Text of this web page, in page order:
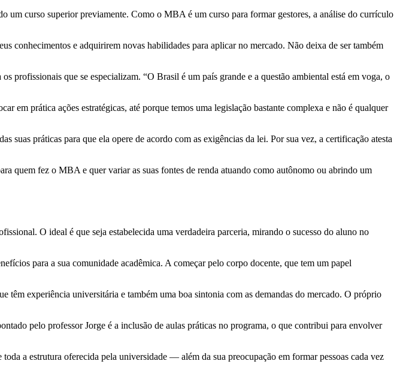
um curso superior previamente. Como o MBA é um curso para formar gestores, a análise do currículo
conhecimentos e adquirirem novas habilidades para aplicar no mercado. Não deixa de ser também
profissionais que se especializam. “O Brasil é um país grande e a questão ambiental está em voga, o
em prática ações estratégicas, até porque temos uma legislação bastante complexa e não é qualquer
suas práticas para que ela opere de acordo com as exigências da lei. Por sua vez, a certificação atesta
quem fez o MBA e quer variar as suas fontes de renda atuando como autônomo ou abrindo um
O ideal é que seja estabelecida uma verdadeira parceria, mirando o sucesso do aluno no
para a sua comunidade acadêmica. A começar pelo corpo docente, que tem um papel
têm experiência universitária e também uma boa sintonia com as demandas do mercado. O próprio
pelo professor Jorge é a inclusão de aulas práticas no programa, o que contribui para envolver
a estrutura oferecida pela universidade — além da sua preocupação em formar pessoas cada vez